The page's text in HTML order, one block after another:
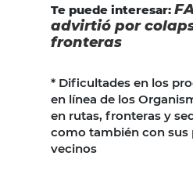
Te puede interesar:
advirtió por
fronteras
* Dificultades en los
en línea de los
en rutas, fronteras y
como también con sus
vecinos